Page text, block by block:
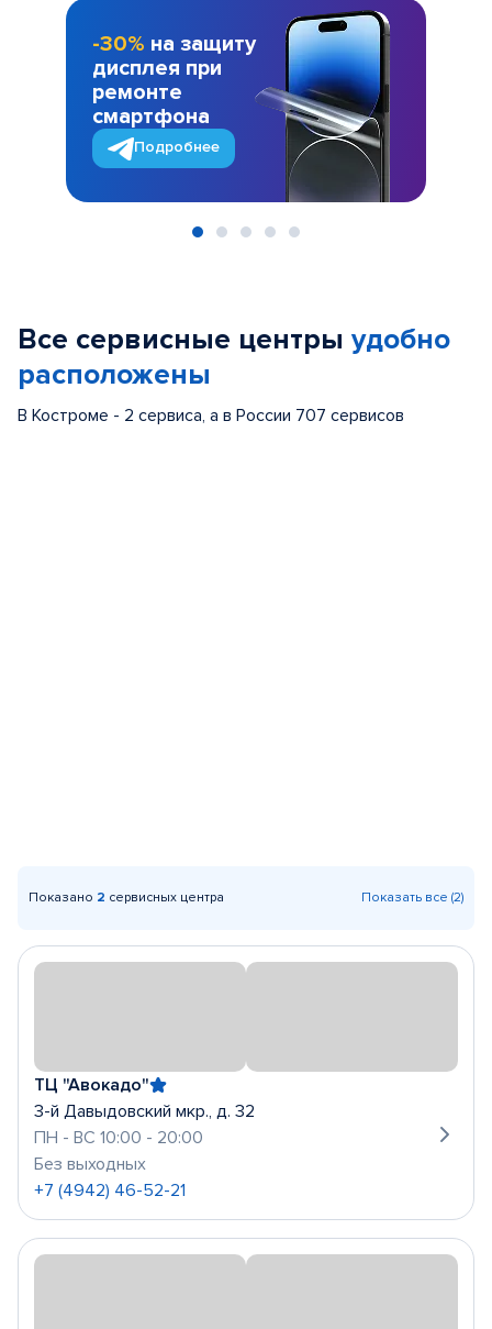
-30% на защиту
дисплея при
ремонте
смартфона
Подробнее
Все сервисные центры удобно
расположены
В Костроме - 2 сервиса, а в России 707 сервисов
Показано 2 сервисных центра Показать все (2)
ТЦ "Авокадо"
3-й Давыдовский мкр., д. 32
ПН - ВС 10:00 - 20:00
Без выходных
+7 (4942) 46-52-21